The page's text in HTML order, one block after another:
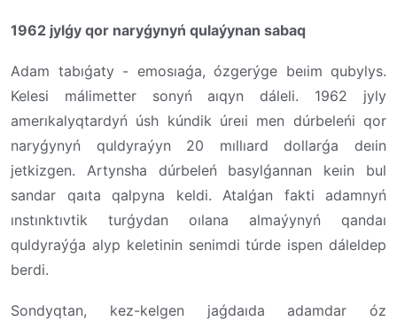
1962 jylǵy qor naryǵynyń qulaýynan sabaq
Adam tabıǵaty - emosıaǵa, ózgerýge beıim qubylys.
Kelesi málimetter sonyń aıqyn dáleli. 1962 jyly
amerıkalyqtardyń úsh kúndik úreıi men dúrbeleńi qor
naryǵynyń quldyraýyn 20 mıllıard dollarǵa deıin
jetkizgen. Artynsha dúrbeleń basylǵannan keıin bul
sandar qaıta qalpyna keldi. Atalǵan fakti adamnyń
ınstınktıvtik turǵydan oılana almaýynyń qandaı
quldyraýǵa alyp keletinin senimdi túrde ispen dáleldep
berdi.
Sondyqtan, kez-kelgen jaǵdaıda adamdar óz